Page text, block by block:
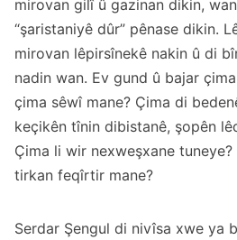
mirovan gilî û gazinan dikin,
“şaristaniyê dûr” pênase dikin.
mirovan lêpirsînekê nakin û di
nadin wan. Ev gund û bajar
çima sêwî mane? Çima di
keçikên tînin dibistanê, şopên
Çima li wir nexweşxane
tirkan feqîrtir mane?
Serdar Şengul di nivîsa xwe ya